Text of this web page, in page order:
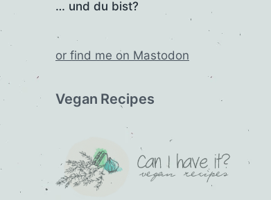
… und du bist?
or find me on Mastodon
Vegan Recipes